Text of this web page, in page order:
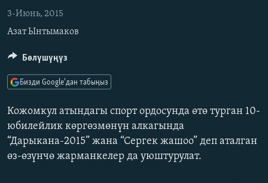
ЭКОНОМИКА
МАДАНИЯТ
БОРБОР АЗИЯ
АТАЙЫН ИЛИКТӨӨ
ТВ ПРОГРАММАЛАР
БҮГҮН АЗАТТЫКТА
ЭКСПЕРТТЕР ТАЛДАЙТ
ДАНИСТЕ
ЭЖЕ-СИҢДИЛЕР
ПОДКАСТ
ӨЗГӨЧӨ ПИКИР
Русский
ОНЛАЙН ШЕРИНЕ
3-Июнь, 2015
Азат Ынтымаков
Кожомкул атындагы спорт ордосунда өтө турган 10-
юбилейлик көргөзмөнүн алкагында
“Дарыкана-2015” жана “Сергек жашоо” деп аталган
өз-өзүнчө жарманкелер да уюштурулат.
Бөлүшүңүз
Бизди Google'дан табыңыз